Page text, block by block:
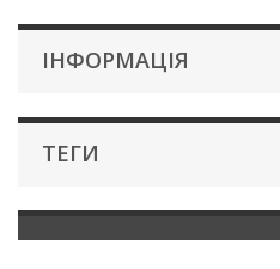
IНФОРМАЦIЯ
ТЕГИ